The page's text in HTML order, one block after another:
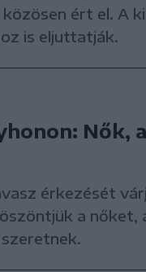
ért el. A
is eljuttatják.
Nők,
érkezését
a nőket,